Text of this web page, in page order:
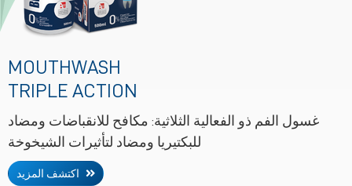
MOUTHWASH
TRIPLE ACTION
غسول الفم ذو الفعالية الثلاثية: مكافح للانقباضات ومضاد
للبكتيريا ومضاد لتأثيرات الشيخوخة